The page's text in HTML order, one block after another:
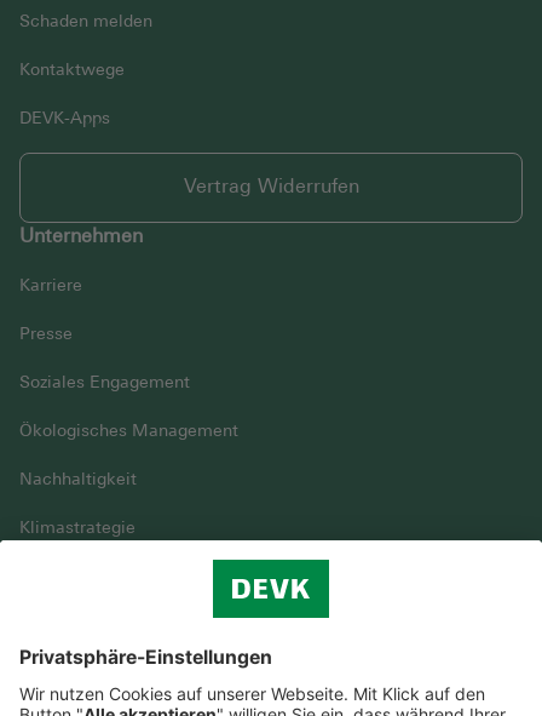
Schaden melden
Kontaktwege
DEVK-Apps
Vertrag Widerrufen
Unternehmen
Karriere
Presse
Soziales Engagement
Ökologisches Management
Nachhaltigkeit
Klimastrategie
Streitbeilegung